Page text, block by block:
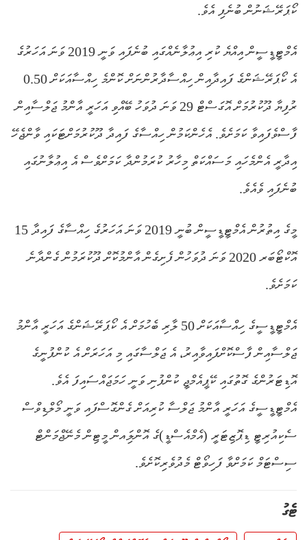
ކޯޕަރޭޝަނުން ބުނެފި އެވެ.
އެމްޓީޑީސީން އިއްޔެ ކުރި އިޢުލާނެއްގައި ބުނެފައި ވަނީ 2019 ވަނަ އަހަރުގެ
އެ ކޯޕަރޭޝަންގެ ފައިދާއިން ހިއްސާދާރުންނަށް ކޮންމެ ހިއްސާއަކަށް 0.50
ރުފިޔާ ދޫކުރުމަށް އޮގަސްޓް 29 ވަނަ ދުވަހު ބޭއްވި އަހަރީ އާންމު ޖަލްސާއިން
ފާސްވެފައިވާ ކަމަށެވެ. އެހެންކަމުން ހިއްސާގެ ފައިދާ ދޫކުރުމަށްޓަކައި ވާންޖެހޭ
އިދާރީ އެންމެހައި މަސައްކަތް މިހާރު ކުރަމުންދާ ކަމަށްވެސް އެ އިޢުލާނުގައި
ބުނެފައި ވެއެވެ.
މީގެ އިތުރުން އެމްޓީޑީސީން ބުނީ 2019 ވަނަ އަހަރުގެ ހިއްސާގެ ފައިދާ 15
އޮކްޓޯބަރ 2020 ވަނަ ދުވަހުން ފެށިގެން އާންމުކޮށް ދޫކުރަމުން ގެންދާނެ
ކަމަށެވެ.
އެމްޓީޑީސީގެ ހިއްސާއަކަށް 50 ލާރި ބެހުމަށް އެ ކޯޕަރޭޝަންގެ އަހަރީ އާންމު
ޖަލްސާއިން ފާސްކޮށްފައިވާއިރު، އެ ޖަލްސާގައި މި އަހަރަށް އެ ކުންފުނީގެ
އޮޑިޓަރުންގެ ގޮތުގައި ކޭޕީއެމްޖީ ކުންފުނި ވަނީ ހަމަޖައްސައިފަ އެވެ.
އެމްޓީޑީސީގެ އަހަރީ އާންމު ޖަލްސާ ކުރިއަށް ގެންގޮސްފައި ވަނީ މޯލްޑިވްސް
ސެކިއުރިޓީ ޑިޕޮޒިޓަރީ (އެމްއެސްޑީ)ގެ އޮންލަިއން މީޓިން މެނޭޖްމަންޓް
ސިސްޓަމް ކަމަށްވާ ފަހިވޯޓް މެދުވެރިކޮށެވެ.
ޓެގު